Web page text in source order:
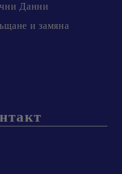
Данни
и замяна